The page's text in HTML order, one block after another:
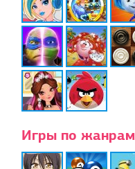
Игры по жанрам